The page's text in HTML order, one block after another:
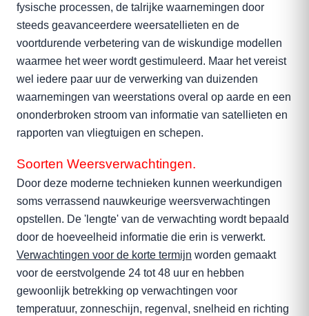
fysische processen, de talrijke waarnemingen door
steeds geavanceerdere weersatellieten en de
voortdurende verbetering van de wiskundige modellen
waarmee het weer wordt gestimuleerd. Maar het vereist
wel iedere paar uur de verwerking van duizenden
waarnemingen van weerstations overal op aarde en een
ononderbroken stroom van informatie van satellieten en
rapporten van vliegtuigen en schepen.
Soorten Weersverwachtingen.
Door deze moderne technieken kunnen weerkundigen
soms verrassend nauwkeurige weersverwachtingen
opstellen. De 'lengte' van de verwachting wordt bepaald
door de hoeveelheid informatie die erin is verwerkt.
Verwachtingen voor de korte termijn worden gemaakt
voor de eerstvolgende 24 tot 48 uur en hebben
gewoonlijk betrekking op verwachtingen voor
temperatuur, zonneschijn, regenval, snelheid en richting